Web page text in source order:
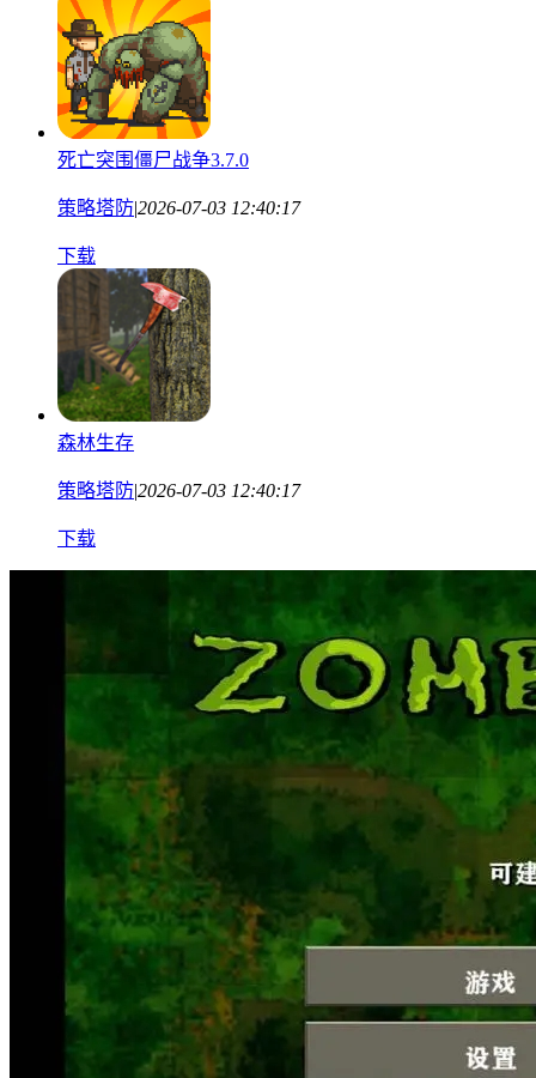
死亡突围僵尸战争3.7.0
策略塔防|2026-07-03 12:40:17
下载
森林生存
策略塔防|2026-07-03 12:40:17
下载